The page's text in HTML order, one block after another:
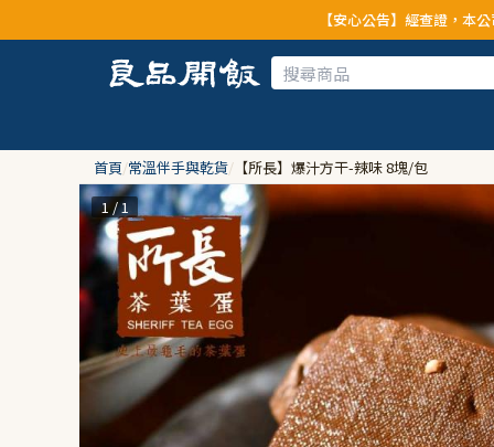
【安心公告】經查證，本公司全品項與上游供
首頁/常溫伴手與乾貨/ 【所長】爆汁方干-辣味 8塊/包
1 / 1